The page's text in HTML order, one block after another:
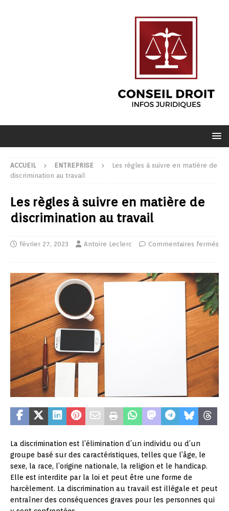
ACCUEIL ENTREPRISE
Les règles à suivre en matière de
discrimination au travail
Les règles à suivre en matière de
discrimination au travail
février 27, 2023 Antoire Leclerc Commentaires fermés
La discrimination est l’élimination d’un individu ou d’un
groupe basé sur des caractéristiques, telles que l’âge, le
sexe, la race, l’origine nationale, la religion et le handicap.
Elle est interdite par la loi et peut être une forme de
harcèlement. La discrimination au travail est illégale et peut
entraîner des conséquences graves pour les personnes qui